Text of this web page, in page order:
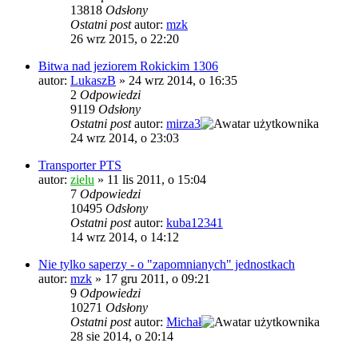
13818 Odsłony
Ostatni postautor: mzk
26 wrz 2015, o 22:20
Bitwa nad jeziorem Rokickim 1306
autor: LukaszB » 24 wrz 2014, o 16:35
2 Odpowiedzi
9119 Odsłony
Ostatni postautor: mirza3
24 wrz 2014, o 23:03
Transporter PTS
autor: zielu » 11 lis 2011, o 15:04
7 Odpowiedzi
10495 Odsłony
Ostatni postautor: kuba12341
14 wrz 2014, o 14:12
Nie tylko saperzy - o "zapomnianych" jednostkach
autor: mzk » 17 gru 2011, o 09:21
9 Odpowiedzi
10271 Odsłony
Ostatni postautor: Michał
28 sie 2014, o 20:14